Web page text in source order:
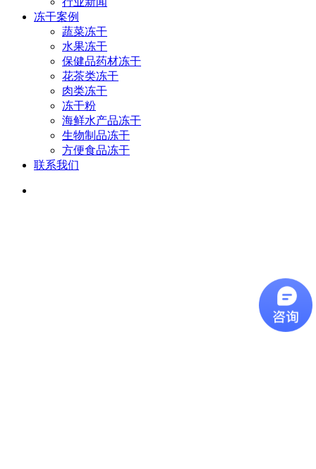
冻干案例
蔬菜冻干
水果冻干
保健品药材冻干
花茶类冻干
肉类冻干
冻干粉
海鲜水产品冻干
生物制品冻干
方便食品冻干
联系我们